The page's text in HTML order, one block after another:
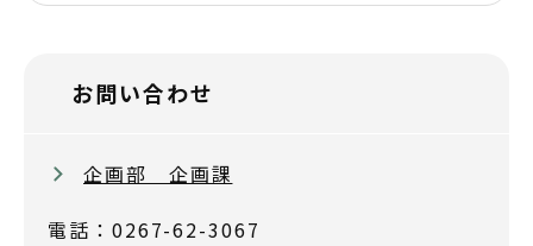
お問い合わせ
企画部 企画課
電話：0267-62-3067